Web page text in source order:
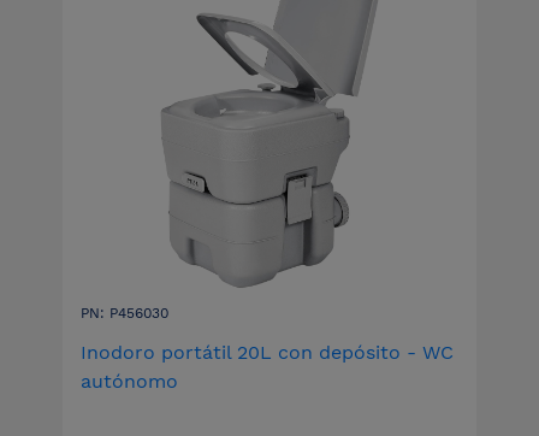
PN: P456030
Inodoro portátil 20L con depósito - WC
autónomo